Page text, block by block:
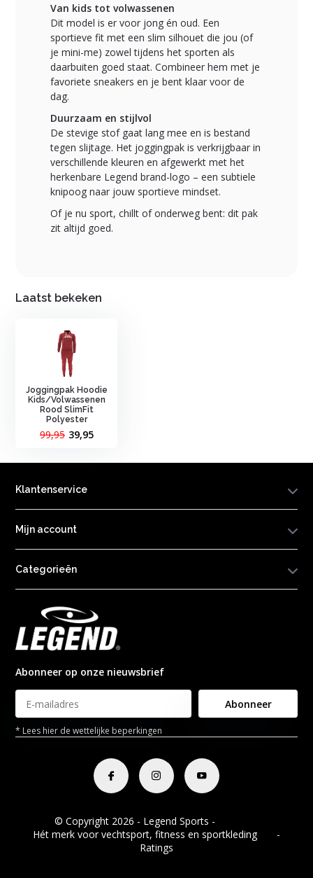
Van kids tot volwassenen
Dit model is er voor jong én oud. Een
sportieve fit met een slim silhouet die jou (of
je mini-me) zowel tijdens het sporten als
daarbuiten goed staat. Combineer hem met je
favoriete sneakers en je bent klaar voor de
dag.
Duurzaam en stijlvol
De stevige stof gaat lang mee en is bestand
tegen slijtage. Het joggingpak is verkrijgbaar in
verschillende kleuren en afgewerkt met het
herkenbare Legend brand-logo – een subtiele
knipoog naar jouw sportieve mindset.
Of je nu sport, chillt of onderweg bent: dit pak
zit altijd goed.
Laatst bekeken
Joggingpak Hoodie
Kids/Volwassenen
Rood SlimFit
Polyester
99,95 39,95
Klantenservice
Mijn account
Categorieën
Abonneer op onze nieuwsbrief
Abonneer
* Lees hier de wettelijke beperkingen
© Copyright 2026 - Legend Sports -
Hét merk voor vechtsport, fitness en sportkleding
-
Ratings